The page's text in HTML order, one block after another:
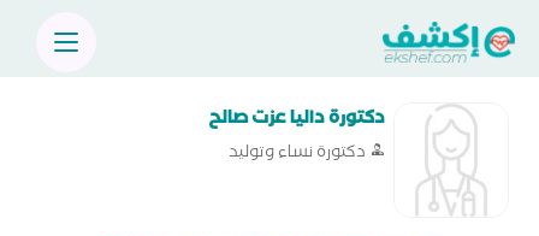
دكتورة داليا عزت صالح
دكتورة نساء وتوليد